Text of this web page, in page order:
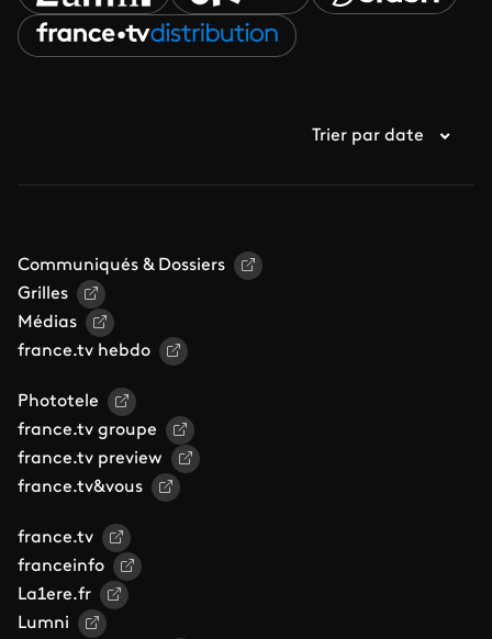
Trier par date
Communiqués & Dossiers
Grilles
Médias
france.tv hebdo
Phototele
france.tv groupe
france.tv preview
france.tv&vous
france.tv
franceinfo
La1ere.fr
Lumni